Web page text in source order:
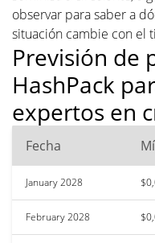
observar para saber a
situación cambie con el
Previsión de
HashPack
expertos en
Fecha
January 2028
February 2028